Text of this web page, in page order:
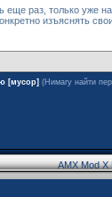
еще раз, только уже
изъяснять
[мусор] (Нимагу найти
AMX Mod